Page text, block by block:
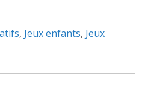
, Jeux enfants, Jeux